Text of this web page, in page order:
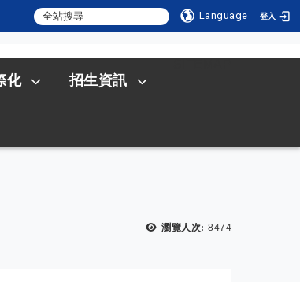
Language 登入
化 招生資訊
瀏覽人次: 8474